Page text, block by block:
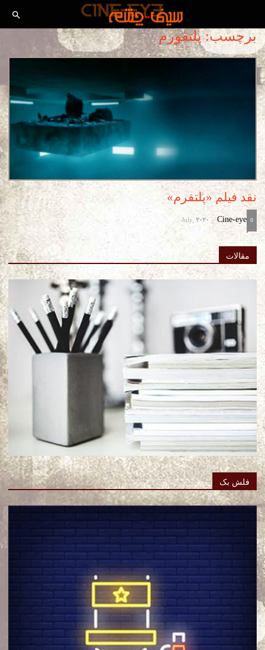
برچسب: پلتفورم
نقد فیلم «پلتفرم»
Cine-eye
-
July, 2020 0
مقالات
فلش بک